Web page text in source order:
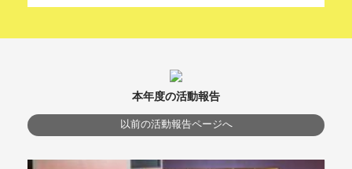
本年度の活動報告
以前の活動報告ページへ